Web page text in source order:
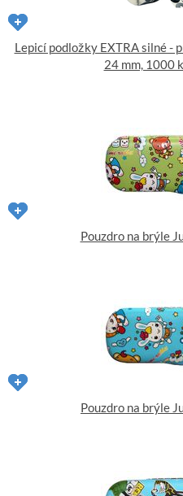
Lepicí podložky EXTRA silné -
24 mm, 1000
Pouzdro na brýle
Pouzdro na brýle